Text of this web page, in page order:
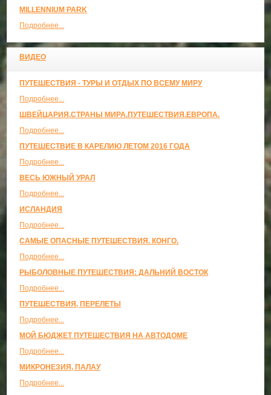
MILLENNIUM PARK
Подробнее...
ВИДЕО
ПУТЕШЕСТВИЯ - ТУРЫ И ОТДЫХ ПО ВСЕМУ МИРУ
Подробнее...
ШВЕЙЦАРИЯ.СТРАНЫ МИРА.ПУТЕШЕСТВИЯ.ЕВРОПА.
Подробнее...
ПУТЕШЕСТВИЕ В КАРЕЛИЮ ЛЕТОМ 2016 ГОДА
Подробнее...
ВЕСЬ ЮЖНЫЙ УРАЛ
Подробнее...
ИСЛАНДИЯ
Подробнее...
САМЫЕ ОПАСНЫЕ ПУТЕШЕСТВИЯ. КОНГО.
Подробнее...
РЫБОЛОВНЫЕ ПУТЕШЕСТВИЯ: ДАЛЬНИЙ ВОСТОК
Подробнее...
ПУТЕШЕСТВИЯ, ПЕРЕЛЕТЫ
Подробнее...
МОЙ БЮДЖЕТ ПУТЕШЕСТВИЯ НА АВТОДОМЕ
Подробнее...
МИКРОНЕЗИЯ, ПАЛАУ
Подробнее...